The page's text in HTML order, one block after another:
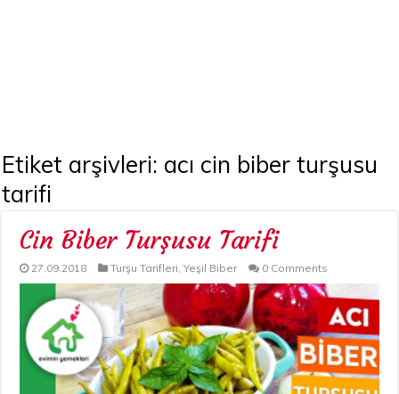
Etiket arşivleri: acı cin biber turşusu
tarifi
Cin Biber Turşusu Tarifi
27.09.2018 Turşu Tarifleri,Yeşil Biber 0 Comments